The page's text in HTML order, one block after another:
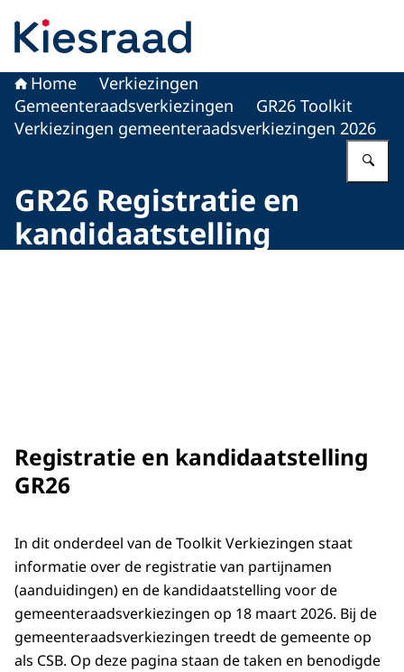
Home
Verkiezingen
Gemeenteraadsverkiezingen
GR26 Toolkit
Verkiezingen gemeenteraadsverkiezingen 2026
GR26 Registratie en
kandidaatstelling
Registratie en kandidaatstelling
GR26
In dit onderdeel van de Toolkit Verkiezingen staat
informatie over de registratie van partijnamen
(aanduidingen) en de kandidaatstelling voor de
gemeenteraadsverkiezingen op 18 maart 2026. Bij de
gemeenteraadsverkiezingen treedt de gemeente op
als CSB. Op deze pagina staan de taken en benodigde